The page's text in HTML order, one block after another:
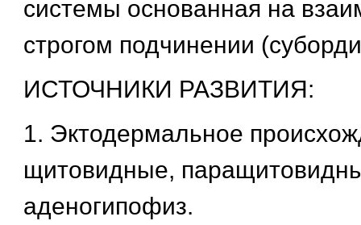
системы основанная на
строгом подчинении
ИСТОЧНИКИ РАЗВИТИЯ:
1. Эктодермальное
щитовидные,
аденогипофиз.